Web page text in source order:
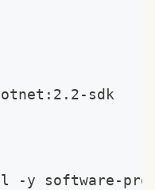
: 2.2-sdk
-y software-